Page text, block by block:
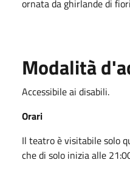
ornata da ghirlande di
Modalità
Accessibile ai disabili.
Orari
Il teatro è visitabile solo
che di solo inizia alle